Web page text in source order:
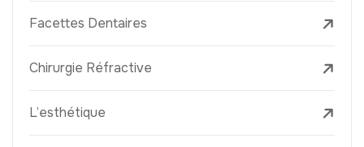
Facettes Dentaires
Chirurgie Réfractive
L’esthétique